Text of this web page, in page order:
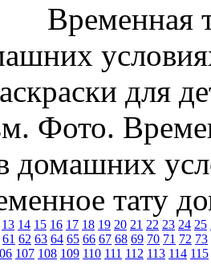
Временная
для
Фото.
домашних
тату
13 14 15 16 17 18 19 20 21 22 23 24 25
61 62 63 64 65 66 67 68 69 70 71 72 73
107 108 109 110 111 112 113 114 115